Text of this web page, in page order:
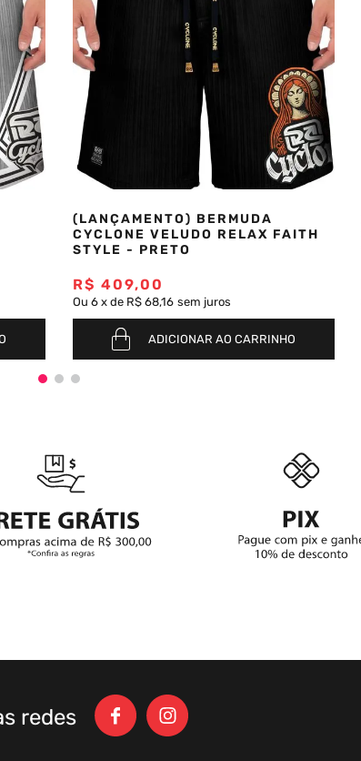
(LANÇAMENTO) BERMUDA
CYCLONE VELUDO RELAX FAITH
STYLE - PRETO
R$ 409,00
Ou 6 x de R$ 68,16 sem juros
ADICIONAR AO CARRINHO
redes